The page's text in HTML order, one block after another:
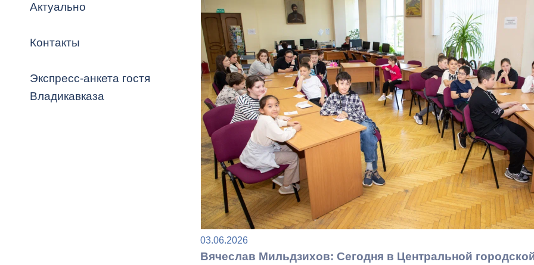
Распоряжения, постановления Кадровая политика
ОРВ и экспертиза НПА Контактная информация
Оценка деятельности органов
местного самоуправления
Списки граждан, состоящих на
учете в качестве нуждающихся в
улучшении жилищных условий
г. Владикавказ
Открытые данные
Общественное обсуждение
документов стратегического
планирования
Информация о результатах
проверок
Порядок обжалования решений
самоуправления
Актуально
Контакты
Экспресс-анкета гостя
Владикавказа
03.06.2026
Вячеслав Мильдзихов: Сегодня в Центральной